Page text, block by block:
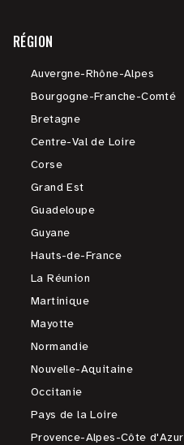
RÉGION
Auvergne-Rhône-Alpes
Bourgogne-Franche-Comté
Bretagne
Centre-Val de Loire
Corse
Grand Est
Guadeloupe
Guyane
Hauts-de-France
La Réunion
Martinique
Mayotte
Normandie
Nouvelle-Aquitaine
Occitanie
Pays de la Loire
Provence-Alpes-Côte d'Azur